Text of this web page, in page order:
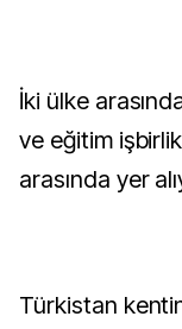
İki ülke
ve eğitim
arasında yer
Türkistan